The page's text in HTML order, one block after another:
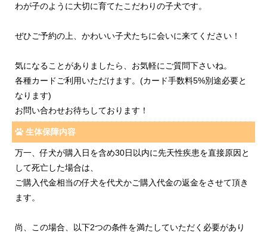
わが子のように大切に育てたこだわりの子犬です。
ぜひご予約の上、かわいい子犬たちに会いに来てください！
気になることがありましたら、お気軽にご質問下さいね。
各種カードご利用いただけます。(カード手数料5%別途必要と
なります)
お問い合わせお待ちしております！
生体保障内容
万一、仔犬が購入日を含め30日以内に先天性疾患を直接原因と
して死亡した場合は、
ご購入代金相当の仔犬を代犬かご購入代金の返金をさせて頂き
ます。
尚、この場合、以下2つの条件を満たしていただく必要があり